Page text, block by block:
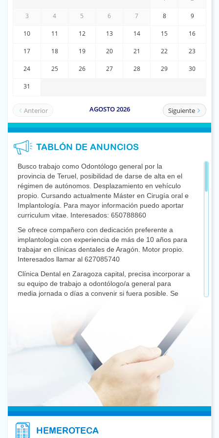
TABLÓN DE ANUNCIOS
Busco trabajo como Odontólogo general por la
provincia de Teruel, posibilidad de darse de alta en el
régimen de autónomos. Desplazamiento en vehículo
propio. Cursando actualmente Máster en Cirugía oral e
Implantología. Para mayor información puedo aportar
curriculum vitae. Interesados: 650788860
Se ofrece compañero con dedicación preferente a
implantologia con experiencia de más de 10 años para
trabajar en clínicas dentales de Aragón. Motor propio.
Interesados llamar al 627085740
Clínica Dental en Zaragoza capital, precisa incorporar a
su equipo de trabajo a odontólogo/a general para
media jornada o días a convenir si fuera posible. Se
Clínica Dental a diez kilómetros de Zaragoza necesita
Odontólogo general para colaboración pensando en
próxima jubilación. Interesados enviar curriculum:
jmperezmiguel@dentistasaragon.es / 976.78.68.54
Se ofrece Odontólogo con máster en cirugía oral e
implantes, con 4 años de experiencia en implantología
cirugía oral e implantoprótesis. Disponibilidad amplia
para trabajar, vehículo propio y posibilidad de movilidad.
Buen don de gentes. Interesados: 608440755
Se ofrece compañera con experiencia de más de 10
HEMEROTECA